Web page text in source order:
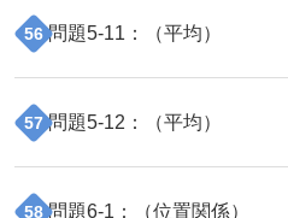
56 問題5-11 ：（平均）
57 問題5-12 ：（平均）
58 問題6-1 ：（位置関係）